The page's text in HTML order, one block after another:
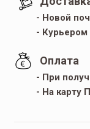
- Новой
- Курьером
Оплата
- При
- На карту